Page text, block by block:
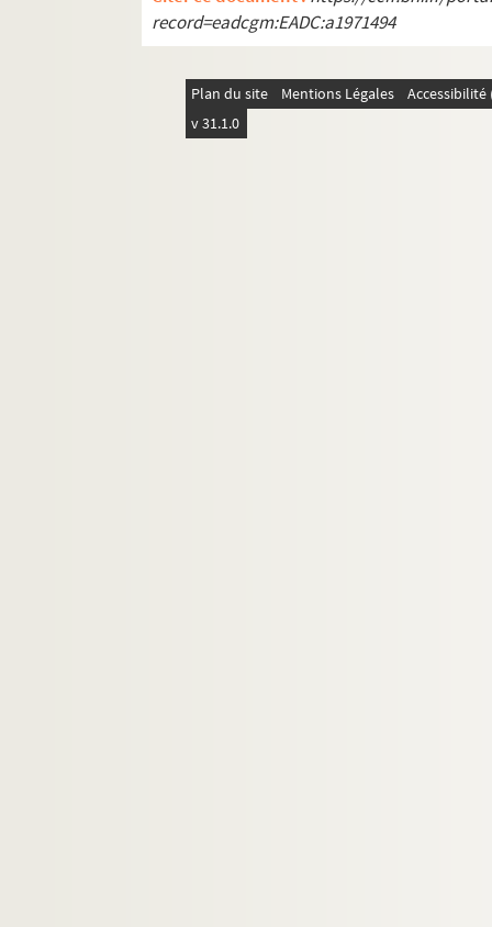
record=eadcgm:EADC:a1971494
Plan du site Mentions Légales
v 31.1.0